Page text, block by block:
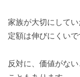
家族が大切にして
定額は伸びにくいで
反対に、価値がな